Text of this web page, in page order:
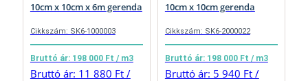
10cm x 10cm x 6m gerenda
Cikkszám: SK6-1000003
Bruttó ár: 198 000 Ft / m3
Bruttó ár: 11 880 Ft /
10cm x 10cm gerenda
Cikkszám: SK6-2000022
Bruttó ár: 198 000 Ft / m3
Bruttó ár: 5 940 Ft /